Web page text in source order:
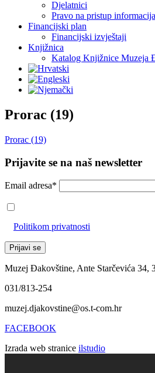
Djelatnici
Pravo na pristup
Financijski plan
Financijski izvještaji
Knjižnica
Katalog Knjižnice Muzeja
Prorac (19)
Prorac (19)
Prijavite se na naš newsletter
Email adresa*
Politikom privatnosti
Muzej Đakovštine, Ante Starčevića 34,
031/813-254
muzej.djakovstine@os.t-com.hr
FACEBOOK
Izrada web stranice ilstudio